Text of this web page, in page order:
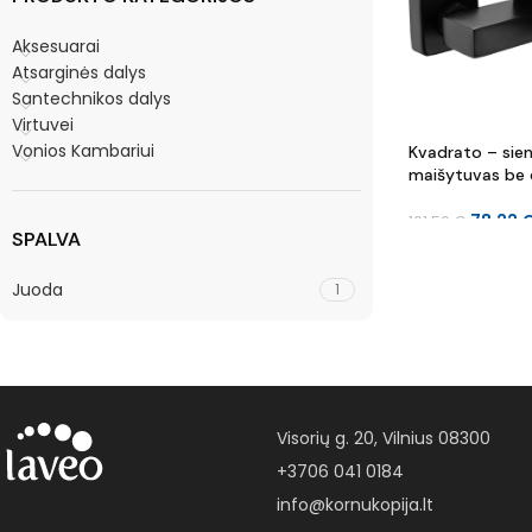
Aksesuarai
Atsarginės dalys
Santechnikos dalys
Virtuvei
Vonios Kambariui
SPALVA
Juoda 1
Kvadrato –
maišytuvas be
101.59 € 78.22
Visorių g. 20, Vilnius 08300
+3706 041 0184
info@kornukopija.lt